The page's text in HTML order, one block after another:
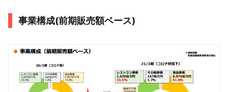
事業構成(前期販売額ベース)